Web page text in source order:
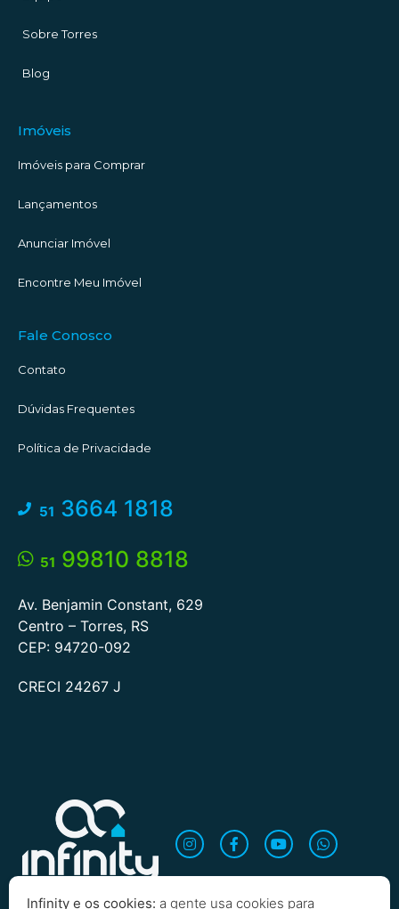
Sobre Torres
Blog
Imóveis
Imóveis para Comprar
Lançamentos
Anunciar Imóvel
Encontre Meu Imóvel
Fale Conosco
Contato
Dúvidas Frequentes
Política de Privacidade
51 3664 1818
51 99810 8818
Av. Benjamin Constant, 629
Centro – Torres, RS
CEP: 94720-092
CRECI 24267 J
Infinity e os cookies: a gente usa cookies para